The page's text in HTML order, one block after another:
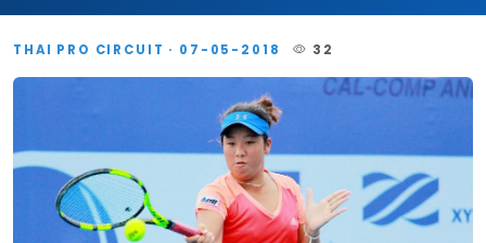
THAI PRO CIRCUIT · 07-05-2018 32